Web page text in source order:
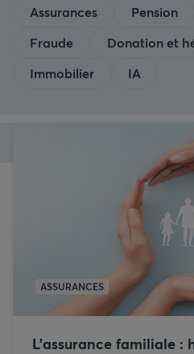
Assurances
Pension
Fraude
Donation et
Immobilier
IA
ASSURANCES
L’assurance familiale :